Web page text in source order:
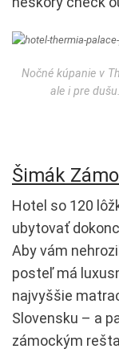
Nočné kúpanie v
ale i pre
Šimák
Hotel so 120
ubytovať
Aby vám
posteľ má
najvyššie
Slovensku – a
zámockým